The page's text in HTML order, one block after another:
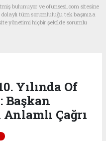
bulunuyor ve ofunsesi.com sitesine
tüm sorumluluğu tek başınıza
yönetimi hiçbir şekilde sorumlu
Yılında Of
Başkan
Çağrı